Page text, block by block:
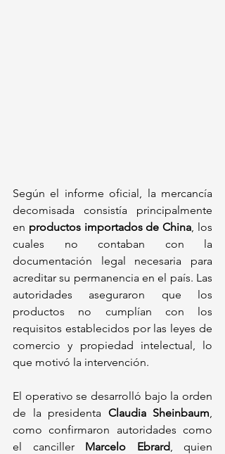
Según el informe oficial, la mercancía
decomisada consistía principalmente
en productos importados de China, los
cuales no contaban con la
documentación legal necesaria para
acreditar su permanencia en el país. Las
autoridades aseguraron que los
productos no cumplían con los
requisitos establecidos por las leyes de
comercio y propiedad intelectual, lo
que motivó la intervención.
El operativo se desarrolló bajo la orden
de la presidenta Claudia Sheinbaum,
como confirmaron autoridades como
el canciller Marcelo Ebrard, quien